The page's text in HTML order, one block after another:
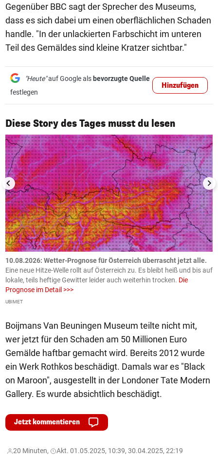
Gegenüber BBC sagt der Sprecher des Museums,
dass es sich dabei um einen oberflächlichen Schaden
handle. "In der unlackierten Farbschicht im unteren
Teil des Gemäldes sind kleine Kratzer sichtbar."
"Heute"auf Google als bevorzugte Quelle
festlegen
Hinzufügen
Diese Story des Tages musst du lesen
1/50
10.08.2026: Wetter-Prognose für Österreich überrascht jetzt alle.
Eine neue Hitze-Welle rollt auf Österreich zu. Es bleibt heiß und bis auf
lokale, teils heftige Gewitter leider auch weiterhin trocken. Die
Prognose im Detail >>>
UBIMET
Boijmans Van Beuningen Museum teilte nicht mit,
wer jetzt für den Schaden am 50 Millionen Euro
Gemälde haftbar gemacht wird. Bereits 2012 wurde
ein Werk Rothkos beschädigt. Damals war es "Black
on Maroon", ausgestellt in der Londoner Tate Modern
Gallery. Es wurde absichtlich beschädigt.
Jetzt kommentieren
20 Minuten, Akt. 01.05.2025, 10:39, 30.04.2025, 22:19